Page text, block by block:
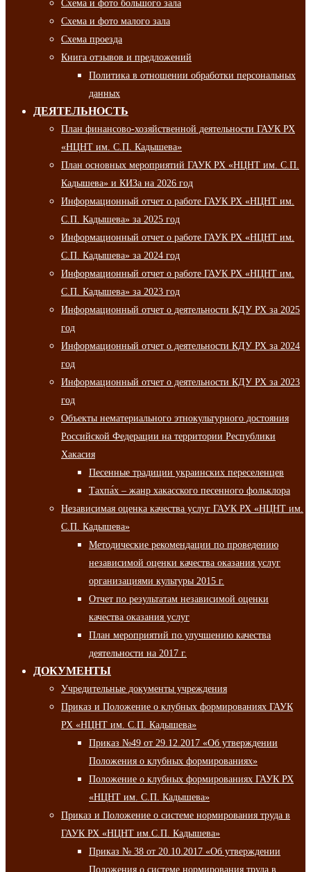
Схема и фото большого зала
Схема и фото малого зала
Схема проезда
Книга отзывов и предложений
Политика в отношении обработки персональных
данных
ДЕЯТЕЛЬНОСТЬ
План финансово-хозяйственной деятельности ГАУК РХ
«НЦНТ им. С.П. Кадышева»
План основных мероприятий ГАУК РХ «НЦНТ им. С.П.
Кадышева» и КИЗа на 2026 год
Информационный отчет о работе ГАУК РХ «НЦНТ им.
С.П. Кадышева» за 2025 год
Информационный отчет о работе ГАУК РХ «НЦНТ им.
С.П. Кадышева» за 2024 год
Информационный отчет о работе ГАУК РХ «НЦНТ им.
С.П. Кадышева» за 2023 год
Информационный отчет о деятельности КДУ РХ за 2025
год
Информационный отчет о деятельности КДУ РХ за 2024
год
Информационный отчет о деятельности КДУ РХ за 2023
год
Объекты нематериального этнокультурного достояния
Российской Федерации на территории Республики
Хакасия
Песенные традиции украинских переселенцев
Тахпа́х – жанр хакасского песенного фольклора
Независимая оценка качества услуг ГАУК РХ «НЦНТ им.
С.П. Кадышева»
Методические рекомендации по проведению
независимой оценки качества оказания услуг
организациями культуры 2015 г.
Отчет по результатам независимой оценки
качества оказания услуг
План мероприятий по улучшению качества
деятельности на 2017 г.
ДОКУМЕНТЫ
Учредительные документы учреждения
Приказ и Положение о клубных формированиях ГАУК
РХ «НЦНТ им. С.П. Кадышева»
Приказ №49 от 29.12.2017 «Об утверждении
Положения о клубных формированиях»
Положение о клубных формированиях ГАУК РХ
«НЦНТ им. С.П. Кадышева»
Приказ и Положение о системе нормирования труда в
ГАУК РХ «НЦНТ им.С.П. Кадышева»
Приказ № 38 от 20.10.2017 «Об утверждении
Положения о системе нормирования труда в